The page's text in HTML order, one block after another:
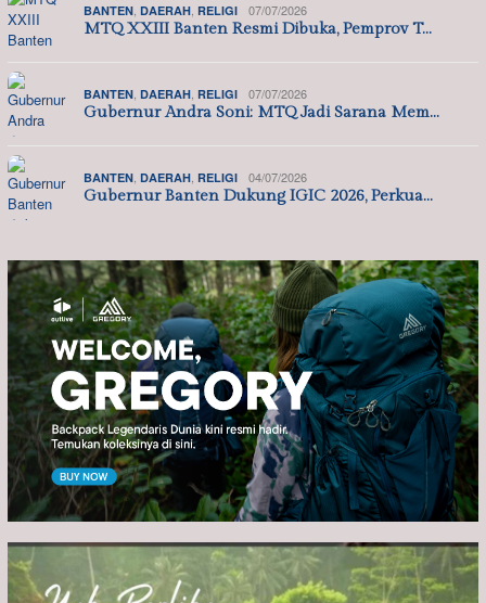
BANTEN, DAERAH, RELIGI 07/07/2026
MTQ XXIII Banten Resmi Dibuka, Pemprov T…
BANTEN, DAERAH, RELIGI 07/07/2026
Gubernur Andra Soni: MTQ Jadi Sarana Mem…
BANTEN, DAERAH, RELIGI 04/07/2026
Gubernur Banten Dukung IGIC 2026, Perkua…